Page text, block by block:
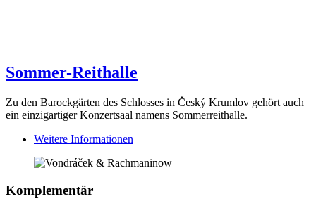
Sommer-Reithalle
Zu den Barockgärten des Schlosses in Český Krumlov gehört auch
ein einzigartiger Konzertsaal namens Sommerreithalle.
Weitere Informationen
Komplementär